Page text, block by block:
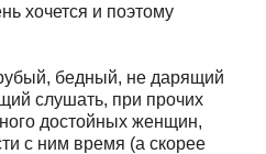
хочется и поэтому
бедный, не дарящий
слушать, при прочих
достойных женщин,
с ним время (а скорее